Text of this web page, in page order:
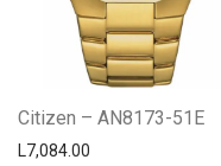
Citizen – AN8173-51E
L7,084.00